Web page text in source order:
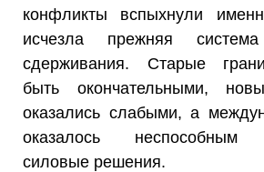
конфликты вспыхнули
исчезла прежняя
сдерживания. Старые
быть окончательными,
оказались слабыми, а
оказалось неспособным
силовые решения.